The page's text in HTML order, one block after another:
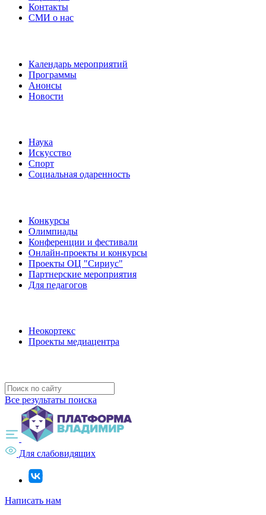
Контакты
СМИ о нас
Календарь мероприятий
Программы
Анонсы
Новости
Наука
Искусство
Спорт
Социальная одаренность
Конкурсы
Олимпиады
Конференции и фестивали
Онлайн-проекты и конкурсы
Проекты ОЦ "Сириус"
Партнерские мероприятия
Для педагогов
Неокортекс
Проекты медиацентра
Все результаты поиска
Для слабовидящих
Написать нам